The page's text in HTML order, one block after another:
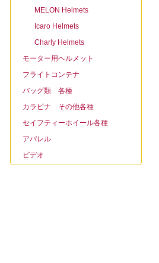
MELON Helmets
Icaro Helmets
Charly Helmets
モーター用ヘルメット
フライトコンテナ
バッグ類 各種
カラビナ その他各種
セイフティーホイール各種
アパレル
ビデオ